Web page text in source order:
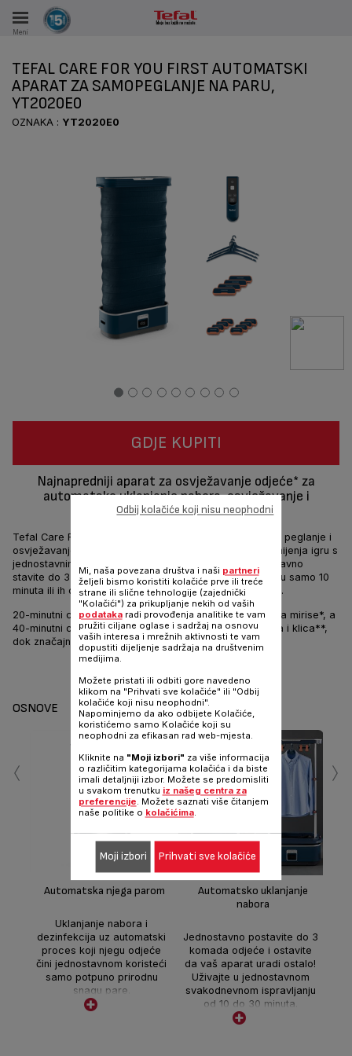
Meni
TOKOM 15 GODINA
TEFAL CARE FOR YOU FIRST AUTOMATSKI
APARAT ZA SAMOPEGLANJE NA PARU,
YT2020E0
OZNAKA : YT2020E0
GDJE KUPITI
Najnapredniji aparat za osvježavanje odjeće* za
automatsko uklanjanje nabora, osvježavanje i
dezinfekciju
Tefal Care For You prvi automatski aparat za vertikalno peglanje i
osvježavanje tkanina rješenje je za njegu odjeće koje mijenja igru ​​s
jednostavnim procesom koji ne može biti lakši. Jednostavno
stavite do 3 komada odjeće za brzo uklanjanje nabora u samo 10
minuta ili ih ostavite do 30 minuta za tvrdokorne nabore.
20-minutni ciklus bez napora brzo osvježava i uklanjanja mirise*, a
40-minutni ciklus pare ubija do 99,99% virusa, bakterija i klica**,
dok značajno smanjuje alergene.**
OSNOVE
Automatska njega parom
Uklanjanje nabora i
dezinfekcija uz automatski
proces koji njegu odjeće
čini jednostavnom koristeći
samo potpuno prirodnu
snagu pare.
Automatsko uklanjanje
nabora
Jednostavno postavite do 3
komada odjeće i ostavite
da vaš aparat uradi ostalo!
Uživajte u jednostavnom
svakodnevnom ispravljanju
od 10 do 30 minuta.
‹ ›
Mi, naša povezana društva i naši partneri
željeli bismo koristiti kolačiće prve ili treće
strane ili slične tehnologije (zajednički
"Kolačići") za prikupljanje nekih od vaših
podatakaradi provođenja analitike te vam
pružiti ciljane oglase i sadržaj na osnovu
vaših interesa i mrežnih aktivnosti te vam
dopustiti dijeljenje sadržaja na društvenim
medijima.
Možete pristati ili odbiti gore navedeno
klikom na "Prihvati sve kolačiće" ili "Odbij
kolačiće koji nisu neophodni".
Napominjemo da ako odbijete Kolačiće,
koristićemo samo Kolačiće koji su
neophodni za efikasan rad web-mjesta.
Kliknite na "Moji izbori" za više informacija
o različitim kategorijama kolačića i da biste
imali detaljniji izbor. Možete se predomisliti
u svakom trenutku iz našeg centra za
preferencije. Možete saznati više čitanjem
naše politike o kolačićima.
Odbij kolačiće koji nisu neophodni
Moji izbori Prihvati sve kolačiće